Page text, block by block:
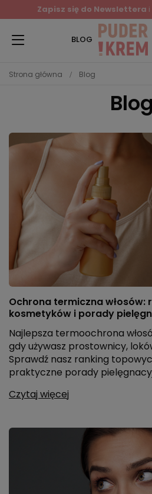
Zapisz się do Newslettera
BLOG
Strona główna Blog
Blog
Ochrona termiczna włosów:
kosmetyków i porady
Najlepsza termoochrona
gdy używasz prostownicy,
Sprawdź nasz ranking
praktyczne porady
Czytaj więcej